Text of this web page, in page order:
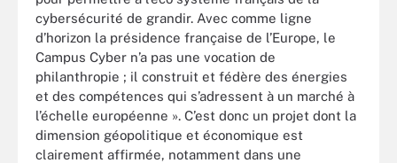
cybersécurité de grandir. Avec comme ligne
d’horizon la présidence française de l’Europe, le
Campus Cyber n’a pas une vocation de
philanthropie ; il construit et fédère des énergies
et des compétences qui s’adressent à un marché à
l’échelle européenne ». C’est donc un projet dont la
dimension géopolitique et économique est
clairement affirmée, notamment dans une